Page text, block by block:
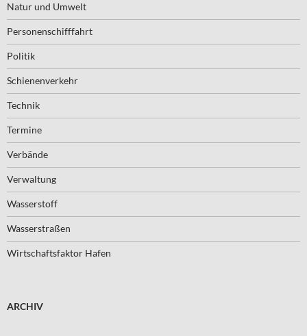
Natur und Umwelt
Personenschifffahrt
Politik
Schienenverkehr
Technik
Termine
Verbände
Verwaltung
Wasserstoff
Wasserstraßen
Wirtschaftsfaktor Hafen
ARCHIV